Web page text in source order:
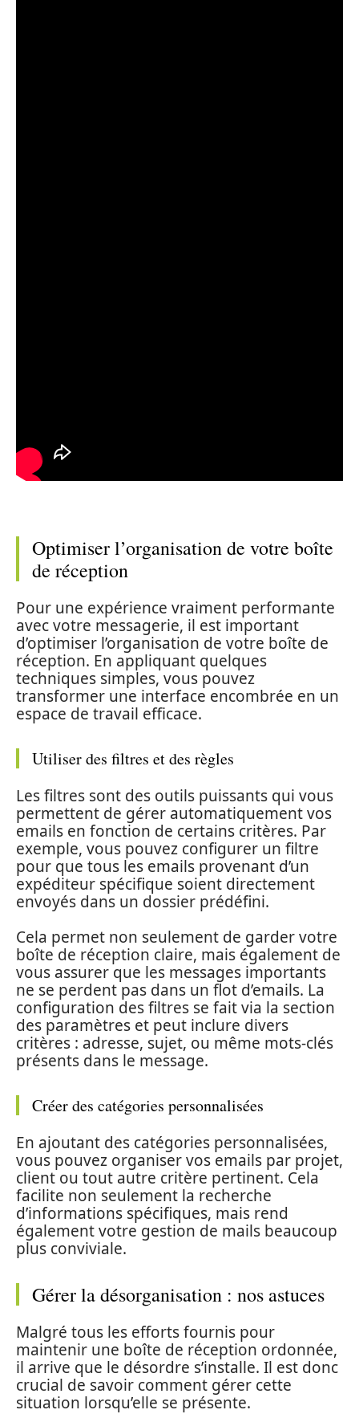
Optimiser l’organisation de votre boîte
de réception
Pour une expérience vraiment performante
avec votre messagerie, il est important
d’optimiser l’organisation de votre boîte de
réception. En appliquant quelques
techniques simples, vous pouvez
transformer une interface encombrée en un
espace de travail efficace.
Utiliser des filtres et des règles
Les filtres sont des outils puissants qui vous
permettent de gérer automatiquement vos
emails en fonction de certains critères. Par
exemple, vous pouvez configurer un filtre
pour que tous les emails provenant d’un
expéditeur spécifique soient directement
envoyés dans un dossier prédéfini.
Cela permet non seulement de garder votre
boîte de réception claire, mais également de
vous assurer que les messages importants
ne se perdent pas dans un flot d’emails. La
configuration des filtres se fait via la section
des paramètres et peut inclure divers
critères : adresse, sujet, ou même mots-clés
présents dans le message.
Créer des catégories personnalisées
En ajoutant des catégories personnalisées,
vous pouvez organiser vos emails par projet,
client ou tout autre critère pertinent. Cela
facilite non seulement la recherche
d’informations spécifiques, mais rend
également votre gestion de mails beaucoup
plus conviviale.
Gérer la désorganisation : nos astuces
Malgré tous les efforts fournis pour
maintenir une boîte de réception ordonnée,
il arrive que le désordre s’installe. Il est donc
crucial de savoir comment gérer cette
situation lorsqu’elle se présente.